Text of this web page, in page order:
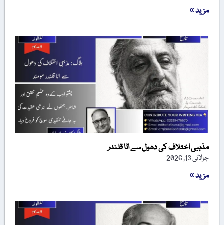
مزید »
مذہبی اختلاف کی دھول سے اٹا قلندر
جولائی 13, 2026
مزید »